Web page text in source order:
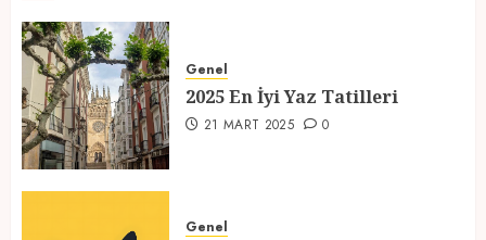
1
21 MART 2025
Üzerine Etkisi
Genel
2025 En İyi Yaz Tatilleri
21 MART 2025 0
Genel